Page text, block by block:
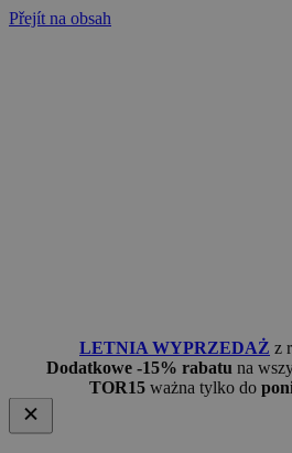
Přejít na obsah
LETNIA WYPRZEDAŻ z
Dodatkowe -15% rabatu na
TOR15 ważna tylko do